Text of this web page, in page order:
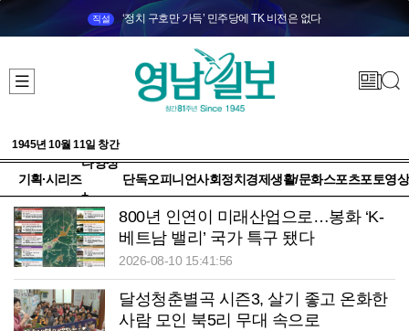
직설 ‘정치 구호만 가득’ 민주당에 TK 비전은 없다
1945년 10월 11일 창간
기획·시리즈
다양성
+
단독오피니언사회정치 경제생활/문화스포츠포토영상
800년 인연이 미래산업으로…봉화 ‘K-
베트남 밸리’ 국가 특구 됐다
2026-08-10 15:41:56
달성청춘별곡 시즌3, 살기 좋고 온화한
사람 모인 북5리 무대 속으로